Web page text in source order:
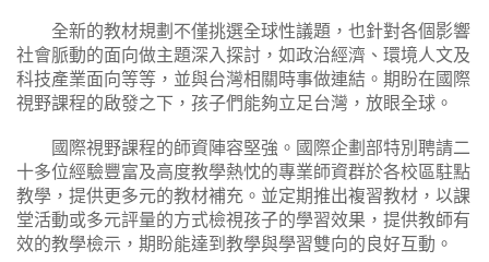
全新的教材規劃不僅挑選全球性議題，也針對各個影響
社會脈動的面向做主題深入探討，如政治經濟、環境人文及
科技產業面向等等，並與台灣相關時事做連結。期盼在國際
視野課程的啟發之下，孩子們能夠立足台灣，放眼全球。
國際視野課程的師資陣容堅強。國際企劃部特別聘請二
十多位經驗豐富及高度教學熱忱的專業師資群於各校區駐點
教學，提供更多元的教材補充。並定期推出複習教材，以課
堂活動或多元評量的方式檢視孩子的學習效果，提供教師有
效的教學檢示，期盼能達到教學與學習雙向的良好互動。